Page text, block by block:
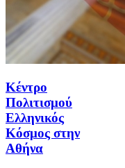
Κέντρο
Πολιτισμού
Ελληνικός
Κόσμος στην
Αθήνα